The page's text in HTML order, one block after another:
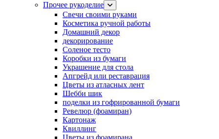
Прочее рукоделие
Свечи своими руками
Косметика ручной работы
Домашний декор
декорирование
Соленое тесто
Коробки из бумаги
Украшение для стола
Апгрейд или реставрация
Цветы из атласных лент
Шебби шик
поделки из гофрированной бумаги
Ревелюр (фоамиран)
Картонаж
Квиллинг
Цветы из фоамирана